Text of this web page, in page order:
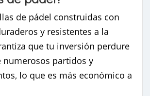
de pádel construidas con
y resistentes a la
que tu inversión perdure
numerosos partidos y
lo que es más económico a